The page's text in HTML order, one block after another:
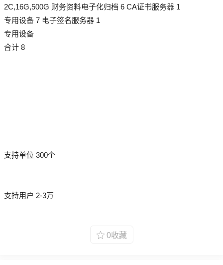
2C,16G,500G 财务资料电子化归档 6 CA证书服务器 1
专用设备 7 电子签名服务器 1
专用设备
合计 8
支持单位 300个
支持用户 2-3万
0收藏